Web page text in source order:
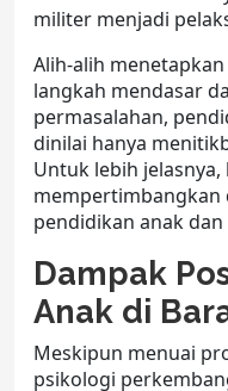
militer menjadi
Alih-alih menetapkan
langkah mendasar
permasalahan,
dinilai hanya
Untuk lebih
pendidikan anak
Dampak
Anak di
Meskipun menuai
psikologi